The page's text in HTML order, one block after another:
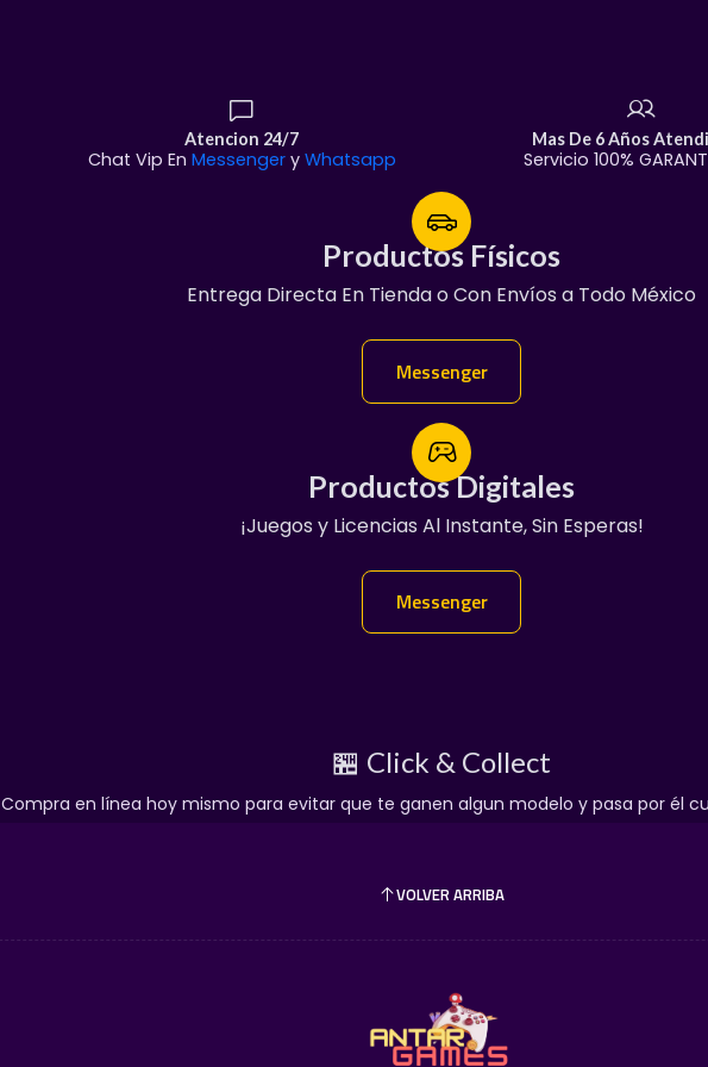
y chasis inferior
Llantas de Goma
detallados y tapones
de fábrica de
detallados y calaveras
Edición de Colección
espacio favorito.
🏬
en
📦 1. Envíos a
Atencion 24/7
Chat Vip En Messengery Whatsapp
Mas De 6 Años
Servicio 100%
Productos Físicos
Entrega Directa En Tienda o Con Envíos a Todo México
Messenger
Productos Físicos
¡Servicio Garantizado!
Messenger
Productos Digitales
¡Juegos y Licencias Al Instante, Sin Esperas!
Messenger
Productos Digitales
100% Garantizado
🏪 Click & Collect
Compra en línea hoy mismo para evitar que te ganen algun modelo y pasa por él
VOLVER ARRIBA